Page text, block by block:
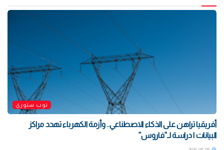
توب ستوري
أفريقيا تراهن على الذكاء الاصطناعي.. وأزمة الكهرباء تهدد مراكز
البيانات | دراسة لـ”فاروس”